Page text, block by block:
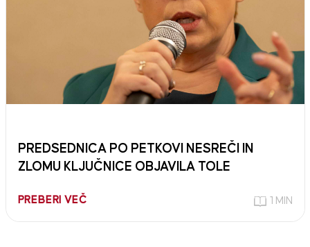
PREDSEDNICA PO PETKOVI NESREČI IN
ZLOMU KLJUČNICE OBJAVILA TOLE
PREBERI VEČ 1 MIN